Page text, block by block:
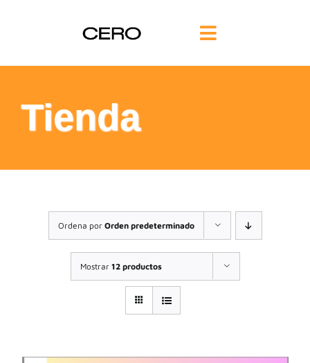
Toggle
Navigation
FILOSOFÍA
TE AYUDAMOS
FORMACIÓN
COMUNIDAD
CONTACTO
Tienda
Ordena por Orden predeterminado
Mostrar 12 productos